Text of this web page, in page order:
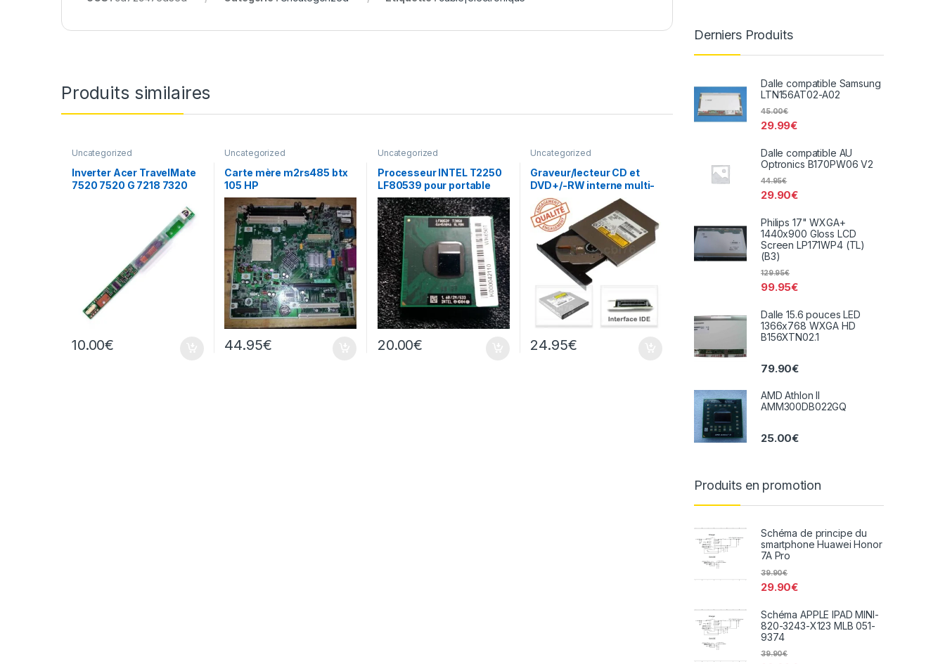
Produits similaires
Uncategorized
Inverter Acer TravelMate
7520 7520 G 7218 7320
10.00€
Uncategorized
Carte mère m2rs485 btx
105 HP
44.95€
Uncategorized
Processeur INTEL T2250
LF80539 pour portable
20.00€
Uncategorized
Graveur/lecteur CD et
DVD+/-RW interne multi-
recorder portable UJ-850
24.95€
Derniers Produits
Dalle compatible Samsung
LTN156AT02-A02
29.99€
45.00€
Dalle compatible AU
Optronics B170PW06 V2
29.90€
44.95€
Philips 17" WXGA+
1440x900 Gloss LCD
Screen LP171WP4 (TL)
(B3)
99.95€
129.95€
Dalle 15.6 pouces LED
1366x768 WXGA HD
B156XTN02.1
79.90€
AMD Athlon II
AMM300DB022GQ
25.00€
Produits en promotion
Schéma de principe du
smartphone Huawei Honor
7A Pro
29.90€
39.90€
Schéma APPLE IPAD MINI-
820-3243-X123 MLB 051-
9374
39.90€